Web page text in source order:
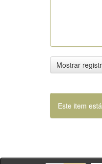
Mostrar
Este item